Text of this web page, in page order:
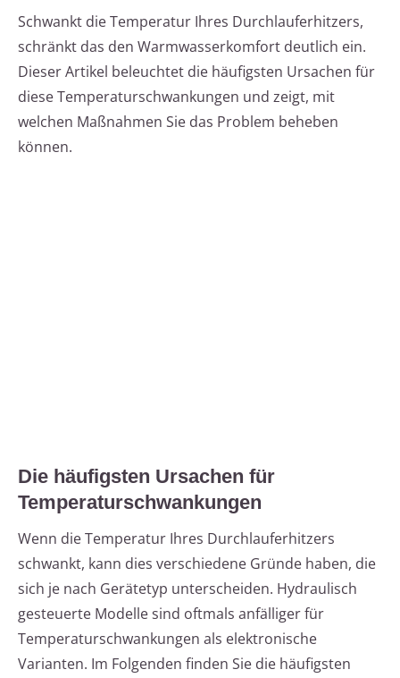
Schwankt die Temperatur Ihres Durchlauferhitzers,
schränkt das den Warmwasserkomfort deutlich ein.
Dieser Artikel beleuchtet die häufigsten Ursachen für
diese Temperaturschwankungen und zeigt, mit
welchen Maßnahmen Sie das Problem beheben
können.
Die häufigsten Ursachen für
Temperaturschwankungen
Wenn die Temperatur Ihres Durchlauferhitzers
schwankt, kann dies verschiedene Gründe haben, die
sich je nach Gerätetyp unterscheiden. Hydraulisch
gesteuerte Modelle sind oftmals anfälliger für
Temperaturschwankungen als elektronische
Varianten. Im Folgenden finden Sie die häufigsten